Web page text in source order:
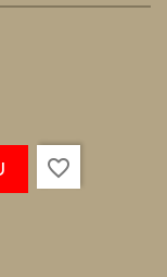
favorite_border